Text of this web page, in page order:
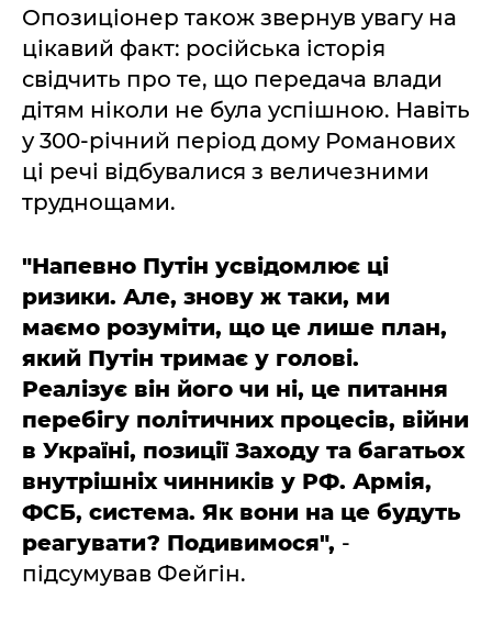
Опозиціонер також звернув увагу на
цікавий факт: російська історія
свідчить про те, що передача влади
дітям ніколи не була успішною. Навіть
у 300-річний період дому Романових
ці речі відбувалися з величезними
труднощами.
"Напевно Путін усвідомлює ці
ризики. Але, знову ж таки, ми
маємо розуміти, що це лише план,
який Путін тримає у голові.
Реалізує він його чи ні, це питання
перебігу політичних процесів, війни
в Україні, позиції Заходу та багатьох
внутрішніх чинників у РФ. Армія,
ФСБ, система. Як вони на це будуть
реагувати? Подивимося", -
підсумував Фейгін.